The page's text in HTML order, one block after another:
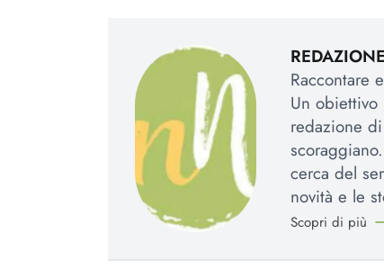
REDAZIONE
Raccontare
Un
redazione
cerca del
novità e le
Scopri di più